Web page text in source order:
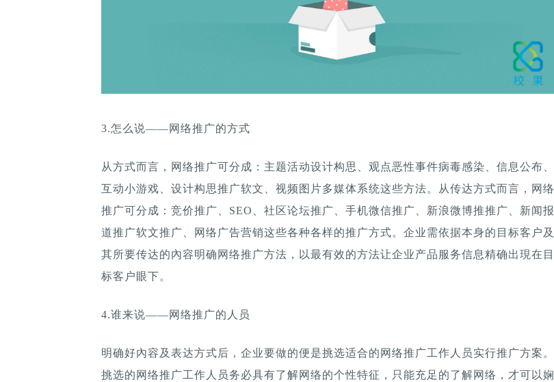
3.怎么说——网络推广的方式
从方式而言，网络推广可分成：主题活动设计构思、观点恶性事件病毒感染、信息公布、
互动小游戏、设计构思推广软文、视频图片多媒体系统这些方法。从传达方式而言，网络
推广可分成：竞价推广、SEO、社区论坛推广、手机微信推广、新浪微博推推广、新闻报
道推广软文推广、网络广告营销这些各种各样的推广方式。企业需依据本身的目标客户及
其所要传达的內容明确网络推广方法，以最有效的方法让企业产品服务信息精确出現在目
标客户眼下。
4.谁来说——网络推广的人员
明确好內容及表达方式后，企业要做的便是挑选适合的网络推广工作人员实行推广方案。
挑选的网络推广工作人员务必具有了解网络的个性特征，只能充足的了解网络，才可以娴